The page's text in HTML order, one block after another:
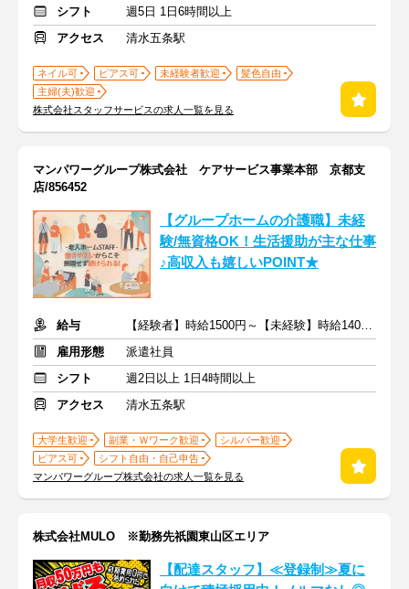
シフト
週5日 1日6時間以上
アクセス
清水五条駅
ネイル可 ピアス可 未経験者歓迎
髪色自由
主婦(夫)歓迎
株式会社スタッフサービスの求人一覧を見る
マンパワーグループ株式会社 ケアサービス事業本部 京都支
店/856452
【グループホームの介護職】未経
験/無資格OK！生活援助が主な仕事
♪高収入も嬉しいPOINT★
給与
【経験者】時給1500円～【未経験】時給1400円～ ※交通費全額
雇用形態
派遣社員
シフト
週2日以上 1日4時間以上
アクセス
清水五条駅
大学生歓迎 副業・Ｗワーク歓迎
シルバー歓迎
ピアス可
シフト自由・自己申告
マンパワーグループ株式会社の求人一覧を見る
株式会社MULO ※勤務先祇園東山区エリア
【配達スタッフ】≪登録制≫夏に